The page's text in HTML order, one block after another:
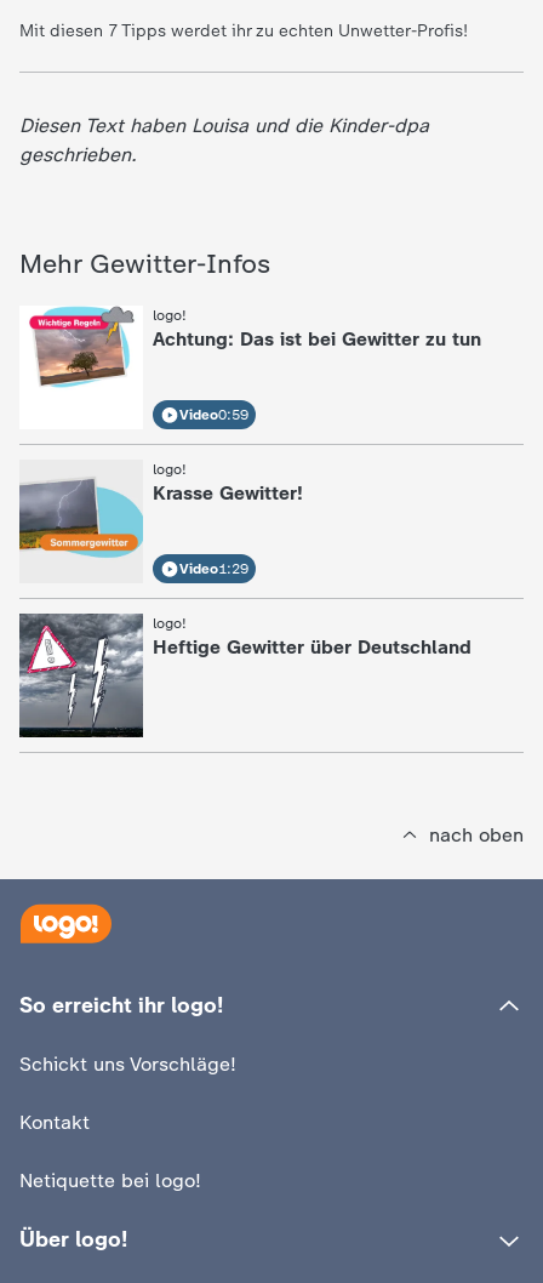
Mit diesen 7 Tipps werdet ihr zu echten Unwetter-Profis!
Diesen Text haben Louisa und die Kinder-dpa
geschrieben.
Mehr Gewitter-Infos
logo!
Achtung: Das ist bei Gewitter zu tun
Video0:59
logo!
: Krasse Gewitter!
Video1:29
logo!
: Heftige Gewitter über Deutschland
nach oben
So erreicht ihr logo!
Schickt uns Vorschläge!
Kontakt
Netiquette bei logo!
Über logo!